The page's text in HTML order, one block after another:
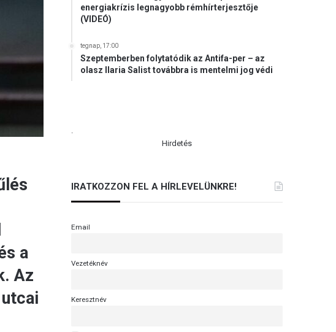
a
Az
energiakrízis legnagyobb rémhírterjesztője
(VIDEÓ)
tegnap, 17:00
Szeptemberben folytatódik az Antifa-per – az
olasz Ilaria Salist továbbra is mentelmi jog védi
.
Hirdetés
IRATKOZZON FEL A HÍRLEVELÜNKRE!
Email
Vezetéknév
Keresztnév